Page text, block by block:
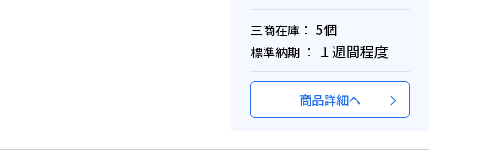
三商在庫： 5個
標準納期 ： １週間程度
商品詳細へ